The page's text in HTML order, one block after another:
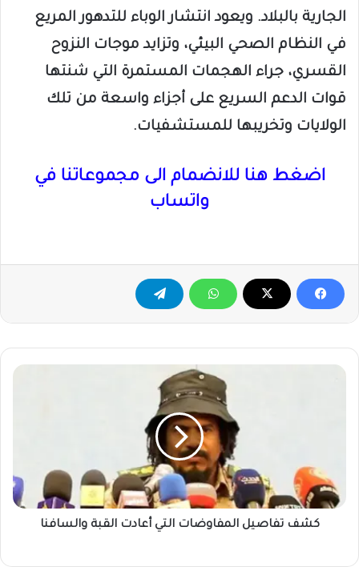
الجارية بالبلاد. ويعود انتشار الوباء للتدهور المريع
في النظام الصحي البيئي، وتزايد موجات النزوح
القسري، جراء الهجمات المستمرة التي شنتها
قوات الدعم السريع على أجزاء واسعة من تلك
الولايات وتخريبها للمستشفيات.
اضغط هنا للانضمام الى مجموعاتنا في
واتساب
كشف
والسافنا
كشف تفاصيل المفاوضات التي أعادت القبة والسافنا